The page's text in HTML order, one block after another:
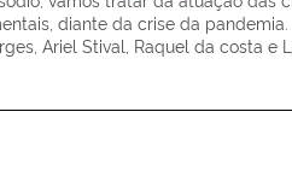
diante da crise da
Ariel Stival, Raquel da costa e